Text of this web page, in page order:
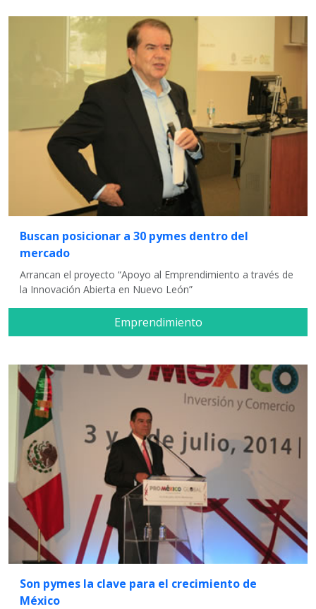
Buscan posicionar a 30 pymes dentro del
mercado
Arrancan el proyecto “Apoyo al Emprendimiento a través de
la Innovación Abierta en Nuevo León”
Emprendimiento
Son pymes la clave para el crecimiento de
México